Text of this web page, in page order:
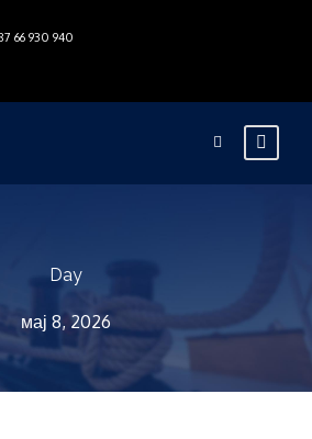
66 930 940
Day
мај 8, 2026